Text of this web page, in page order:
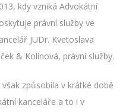
kdy vzniká Advokátní
právní služby ve
JUDr. Kvetoslava
& Kolínová, právní služby.
způsobila v krátké době
kanceláře a to i v